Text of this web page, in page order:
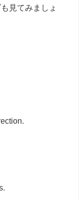
見てみましょ